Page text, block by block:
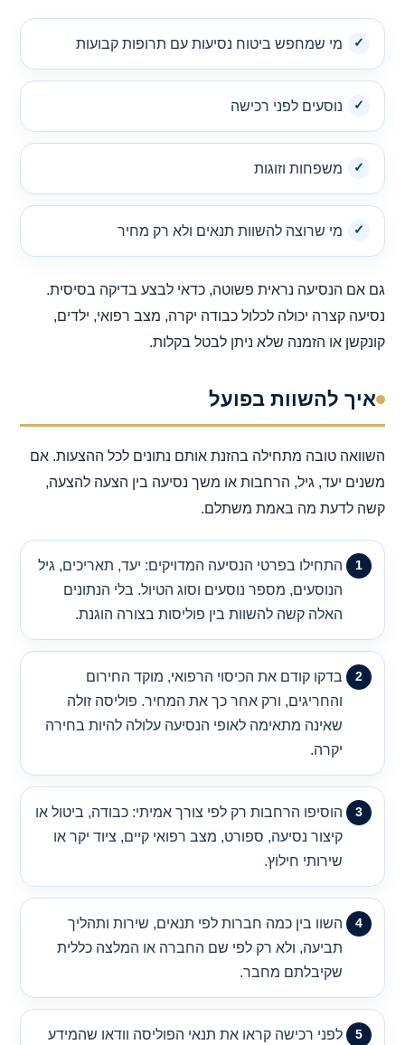
מי שמחפש ביטוח נסיעות עם תרופות קבועות
נוסעים לפני רכישה
משפחות וזוגות
מי שרוצה להשוות תנאים ולא רק מחיר
גם אם הנסיעה נראית פשוטה, כדאי לבצע בדיקה בסיסית.
נסיעה קצרה יכולה לכלול כבודה יקרה, מצב רפואי, ילדים,
קונקשן או הזמנה שלא ניתן לבטל בקלות.
איך להשוות בפועל
השוואה טובה מתחילה בהזנת אותם נתונים לכל ההצעות. אם
משנים יעד, גיל, הרחבות או משך נסיעה בין הצעה להצעה,
קשה לדעת מה באמת משתלם.
התחילו בפרטי הנסיעה המדויקים: יעד, תאריכים, גיל
הנוסעים, מספר נוסעים וסוג הטיול. בלי הנתונים
האלה קשה להשוות בין פוליסות בצורה הוגנת.
בדקו קודם את הכיסוי הרפואי, מוקד החירום
והחריגים, ורק אחר כך את המחיר. פוליסה זולה
שאינה מתאימה לאופי הנסיעה עלולה להיות בחירה
יקרה.
הוסיפו הרחבות רק לפי צורך אמיתי: כבודה, ביטול או
קיצור נסיעה, ספורט, מצב רפואי קיים, ציוד יקר או
שירותי חילוץ.
השוו בין כמה חברות לפי תנאים, שירות ותהליך
תביעה, ולא רק לפי שם החברה או המלצה כללית
שקיבלתם מחבר.
לפני רכישה קראו את תנאי הפוליסה וודאו שהמידע